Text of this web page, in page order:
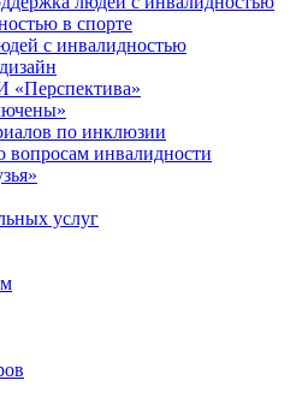
в спорте
с инвалидностью
по инклюзии
вопросам инвалидности
услуг